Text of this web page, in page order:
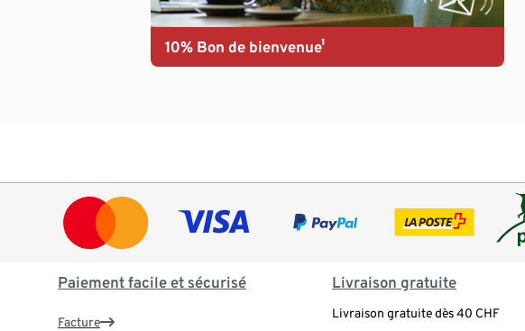
10% Bon de bienvenue¹
Paiement facile et sécurisé
Facture
Livraison gratuite
Livraison gratuite dès 40 CHF